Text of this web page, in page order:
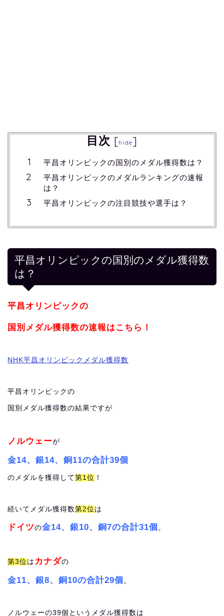
目次 [hide]
平昌オリンピックの国別のメダル獲得数は？
平昌オリンピックのメダルランキングの速報
は？
平昌オリンピックの注目競技や選手は？
平昌オリンピックの国別のメダル獲得数
は？
平昌オリンピックの
国別メダル獲得数の速報はこちら！
NHK平昌オリンピックメダル獲得数
平昌オリンピックの
国別メダル獲得数の結果ですが
ノルウェーが
金14、銀14、銅11の合計39個
のメダルを獲得して第1位 ！
続いてメダル獲得数第2位 は
ドイツの金14、銀10、銅7の合計31個 。
第3位 は カナダの
金11、銀8、銅10の合計29個 。
ノルウェーの39個というメダル獲得数は